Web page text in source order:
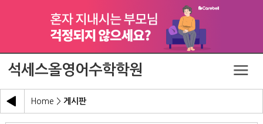
석세스올영어수학학원
Home > 게시판